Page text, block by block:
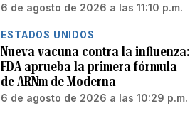
6 de agosto de 2026 a las 11:10 p.m.
ESTADOS UNIDOS
Nueva vacuna contra la influenza:
FDA aprueba la primera fórmula
de ARNm de Moderna
6 de agosto de 2026 a las 10:29 p.m.